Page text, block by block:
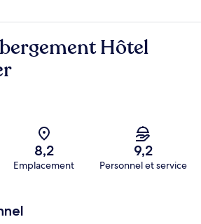
Hôtel
8,2
Emplacement
9,2
Personnel et service